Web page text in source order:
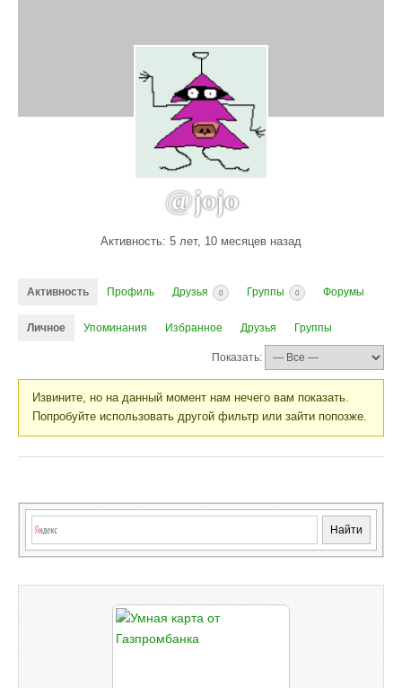
@jojo
Активность: 5 лет, 10 месяцев назад
Активность Профиль Друзья 0 Группы 0 Форумы
Личное Упоминания Избранное Друзья Группы
Показать:
Извините, но на данный момент нам нечего вам показать.
Попробуйте использовать другой фильтр или зайти попозже.